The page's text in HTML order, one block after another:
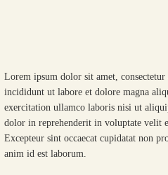
Lorem ipsum dolor sit amet,
incididunt ut labore et dolore magna
exercitation ullamco laboris nisi ut
dolor in reprehenderit in voluptate velit
Excepteur sint occaecat cupidatat non
anim id est laborum.